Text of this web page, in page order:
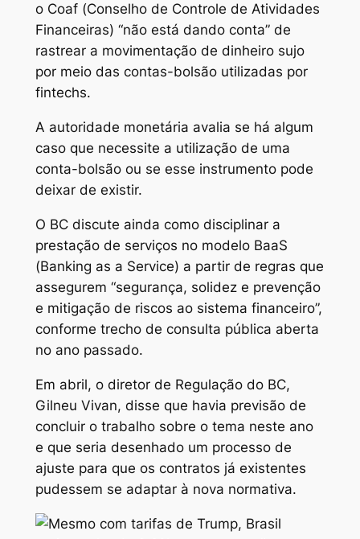
o Coaf (Conselho de Controle de Atividades
Financeiras) “não está dando conta” de
rastrear a movimentação de dinheiro sujo
por meio das contas-bolsão utilizadas por
fintechs.
A autoridade monetária avalia se há algum
caso que necessite a utilização de uma
conta-bolsão ou se esse instrumento pode
deixar de existir.
O BC discute ainda como disciplinar a
prestação de serviços no modelo BaaS
(Banking as a Service) a partir de regras que
assegurem “segurança, solidez e prevenção
e mitigação de riscos ao sistema financeiro”,
conforme trecho de consulta pública aberta
no ano passado.
Em abril, o diretor de Regulação do BC,
Gilneu Vivan, disse que havia previsão de
concluir o trabalho sobre o tema neste ano
e que seria desenhado um processo de
ajuste para que os contratos já existentes
pudessem se adaptar à nova normativa.